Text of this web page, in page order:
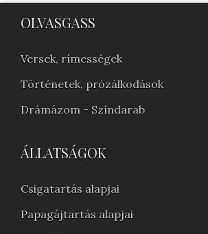
OLVASGASS
Versek, rímességek
Történetek, prózálkodások
Drámázom - Színdarab
ÁLLATSÁGOK
Csigatartás alapjai
Papagájtartás alapjai